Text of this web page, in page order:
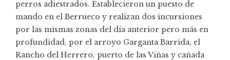
perros adiestrados. Establecieron un puesto de
mando en el Berrueco y realizan dos incursiones
por las mismas zonas del día anterior pero más en
profundidad, por el arroyo Garganta Barrida, el
Rancho del Herrero, puerto de las Viñas y cañada